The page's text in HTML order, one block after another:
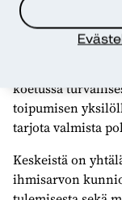
On tärkeää
ja
esimerkiksi
koetussa
toipumisen
tarjota valmista
Keskeistä on
ihmisarvon